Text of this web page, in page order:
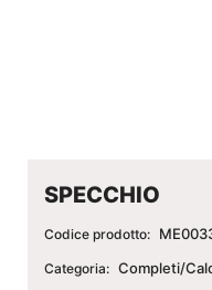
SPECCHIO
Codice prodotto:
Categoria: Completi/